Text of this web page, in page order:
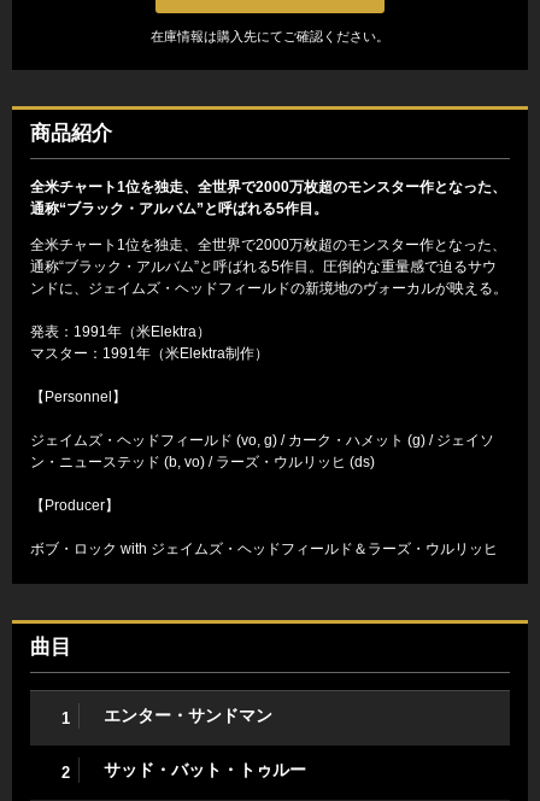
在庫情報は購入先にてご確認ください。
商品紹介
全米チャート1位を独走、全世界で2000万枚超のモンスター作となった、
通称“ブラック・アルバム”と呼ばれる5作目。
全米チャート1位を独走、全世界で2000万枚超のモンスター作となった、
通称“ブラック・アルバム”と呼ばれる5作目。圧倒的な重量感で迫るサウ
ンドに、ジェイムズ・ヘッドフィールドの新境地のヴォーカルが映える。
発表：1991年（米Elektra）
マスター：1991年（米Elektra制作）
【Personnel】
ジェイムズ・ヘッドフィールド (vo, g) / カーク・ハメット (g) / ジェイソ
ン・ニューステッド (b, vo) / ラーズ・ウルリッヒ (ds)
【Producer】
ボブ・ロック with ジェイムズ・ヘッドフィールド＆ラーズ・ウルリッヒ
曲目
1 エンター・サンドマン
2 サッド・バット・トゥルー